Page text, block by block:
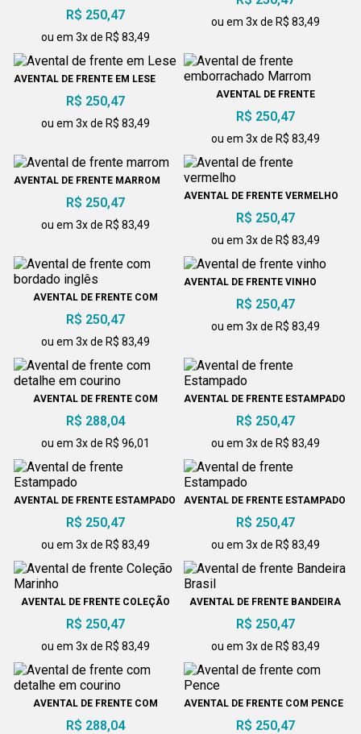
EMBORRACHADO BRANCO
R$ 250,47
ou em 3x de R$ 83,49
ou em 3x de R$ 83,49
AVENTAL DE FRENTE EM LESE
R$ 250,47
ou em 3x de R$ 83,49
AVENTAL DE FRENTE
EMBORRACHADO MARROM
R$ 250,47
ou em 3x de R$ 83,49
AVENTAL DE FRENTE MARROM
R$ 250,47
ou em 3x de R$ 83,49
AVENTAL DE FRENTE VERMELHO
R$ 250,47
ou em 3x de R$ 83,49
AVENTAL DE FRENTE COM
BORDADO INGLÊS
R$ 250,47
ou em 3x de R$ 83,49
AVENTAL DE FRENTE VINHO
R$ 250,47
ou em 3x de R$ 83,49
AVENTAL DE FRENTE COM
DETALHE EM COURINO
R$ 288,04
ou em 3x de R$ 96,01
AVENTAL DE FRENTE ESTAMPADO
R$ 250,47
ou em 3x de R$ 83,49
AVENTAL DE FRENTE ESTAMPADO
R$ 250,47
ou em 3x de R$ 83,49
AVENTAL DE FRENTE ESTAMPADO
R$ 250,47
ou em 3x de R$ 83,49
AVENTAL DE FRENTE COLEÇÃO
MARINHO
R$ 250,47
ou em 3x de R$ 83,49
AVENTAL DE FRENTE BANDEIRA
BRASIL
R$ 250,47
ou em 3x de R$ 83,49
AVENTAL DE FRENTE COM
DETALHE EM COURINO
R$ 288,04
AVENTAL DE FRENTE COM PENCE
R$ 250,47